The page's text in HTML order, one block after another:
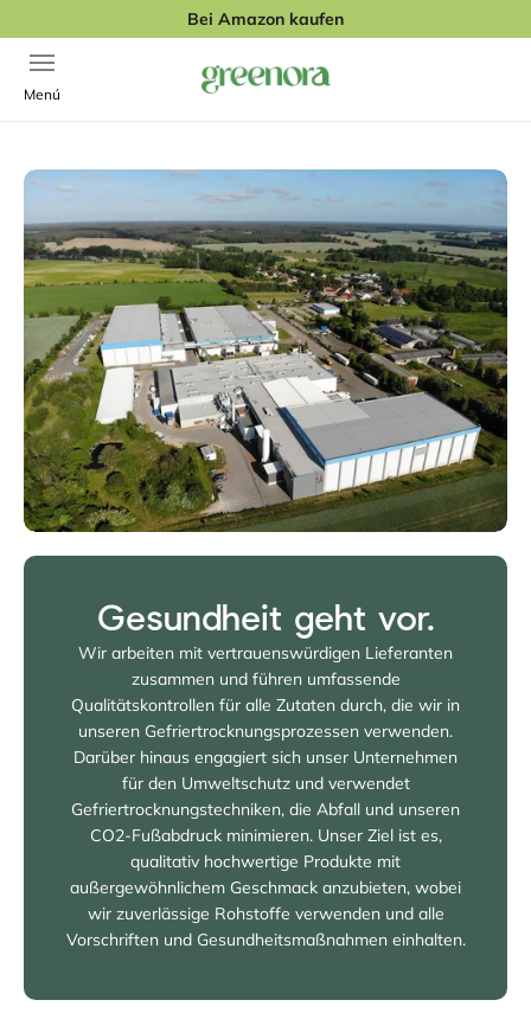
Bei Amazon kaufen
Navigationsmenü öffnen
Menú
Greenora
Gesundheit geht vor.
Wir arbeiten mit vertrauenswürdigen Lieferanten
zusammen und führen umfassende
Qualitätskontrollen für alle Zutaten durch, die wir in
unseren Gefriertrocknungsprozessen verwenden.
Darüber hinaus engagiert sich unser Unternehmen
für den Umweltschutz und verwendet
Gefriertrocknungstechniken, die Abfall und unseren
CO2-Fußabdruck minimieren. Unser Ziel ist es,
qualitativ hochwertige Produkte mit
außergewöhnlichem Geschmack anzubieten, wobei
wir zuverlässige Rohstoffe verwenden und alle
Vorschriften und Gesundheitsmaßnahmen einhalten.